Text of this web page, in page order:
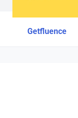
Getfluence